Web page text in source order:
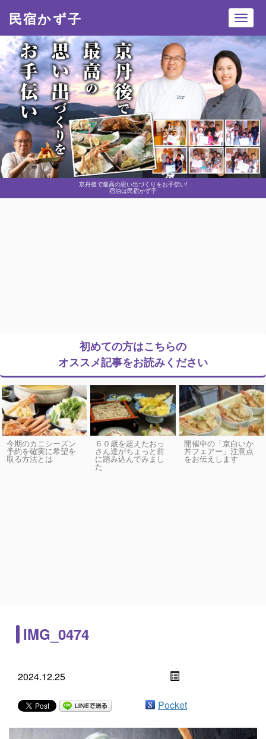
京丹後で最高の思い出づくりをお手伝い!
宿泊は民宿かず子
民宿かず子
初めての方はこちらの
オススメ記事をお読みください
今期のカニシーズン
予約を確実に希望を
取る方法とは
６０歳を超えたおっ
さん達がちょっと前
に踏み込んでみまし
た
開催中の「京白いか
丼フェアー」注意点
をお伝えします
IMG_0474
2024.12.25
Pocket